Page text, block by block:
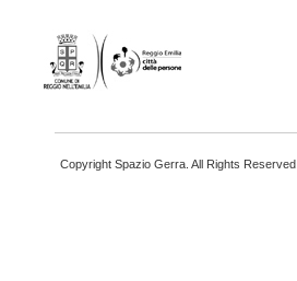
Copyright Spazio Gerra. All Rights Reserved.